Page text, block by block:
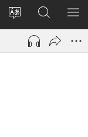
மொழியை
மாற்றவும்
உள்நுழைக
window)
JW.ORG-
ல்
தேடவும்